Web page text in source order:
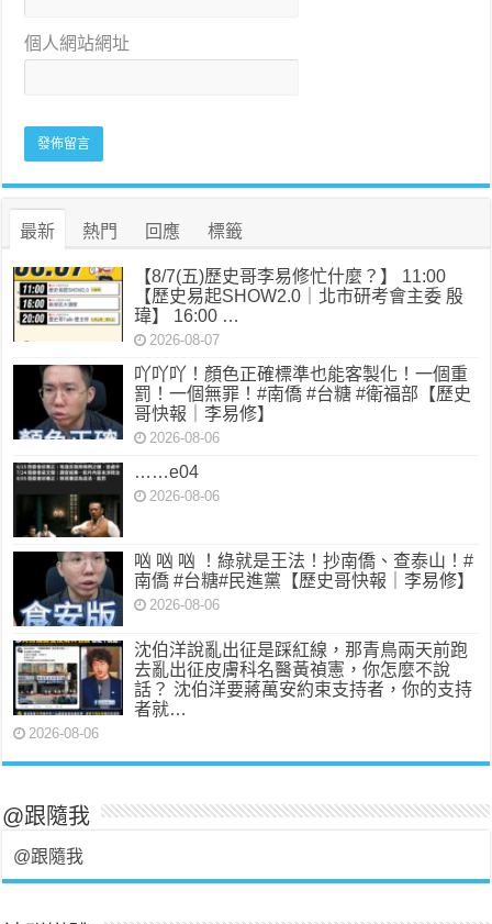
個人網站網址
最新 熱門 回應 標籤
【8/7(五)歷史哥李易修忙什麼？】 11:00
【歷史易起SHOW2.0｜北市研考會主委 殷
瑋】 16:00 …
2026-08-07
吖吖吖！顏色正確標準也能客製化！一個重
罰！一個無罪！#南僑 #台糖 #衛福部【歷史
哥快報｜李易修】
2026-08-06
……e04
2026-08-06
㕳 㕳 㕳 ！綠就是王法！抄南僑、查泰山！#
南僑 #台糖#民進黨【歷史哥快報｜李易修】
2026-08-06
沈伯洋說亂出征是踩紅線，那青鳥兩天前跑
去亂出征皮膚科名醫黃禎憲，你怎麼不說
話？ 沈伯洋要蔣萬安約束支持者，你的支持
者就…
2026-08-06
@跟隨我
@跟隨我